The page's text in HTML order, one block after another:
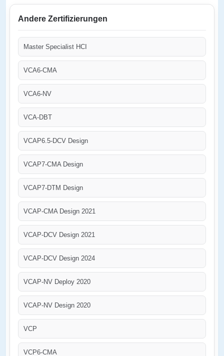
Andere Zertifizierungen
Master Specialist HCI
VCA6-CMA
VCA6-NV
VCA-DBT
VCAP6.5-DCV Design
VCAP7-CMA Design
VCAP7-DTM Design
VCAP-CMA Design 2021
VCAP-DCV Design 2021
VCAP-DCV Design 2024
VCAP-NV Deploy 2020
VCAP-NV Design 2020
VCP
VCP6-CMA